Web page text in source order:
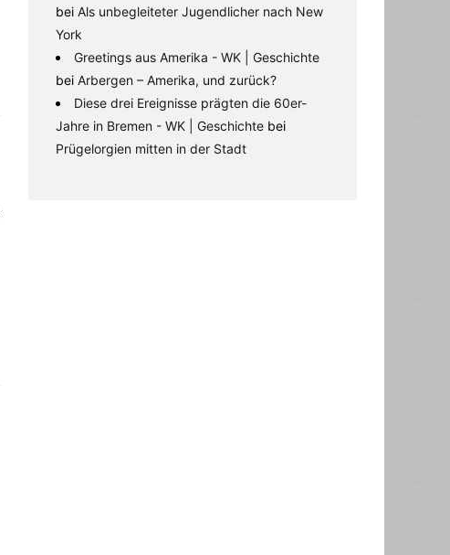
bei Als unbegleiteter Jugendlicher nach New
York
Greetings aus Amerika - WK | Geschichte
bei Arbergen – Amerika, und zurück?
Diese drei Ereignisse prägten die 60er-
Jahre in Bremen - WK | Geschichte bei
Prügelorgien mitten in der Stadt